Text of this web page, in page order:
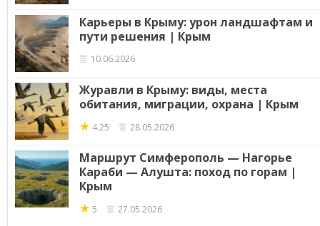
Карьеры в Крыму: урон ландшафтам и
пути решения | Крым
10.06.2026
Журавли в Крыму: виды, места
обитания, миграции, охрана | Крым
★ 4.25 28.05.2026
Маршрут Симферополь — Нагорье
Караби — Алушта: поход по горам |
Крым
★ 5 27.05.2026